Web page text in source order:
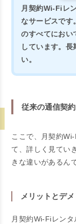
月契約Wi-Fiレ
なサービスです
のすべてにおい
しています。
い。
従来の通信契
ここで、月契約
て、詳しく見てい
きな違いがあるん
メリットとデ
月契約Wi-Fiレン